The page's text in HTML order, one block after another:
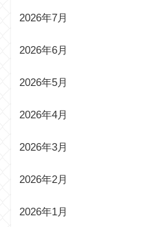
2026年7月
2026年6月
2026年5月
2026年4月
2026年3月
2026年2月
2026年1月